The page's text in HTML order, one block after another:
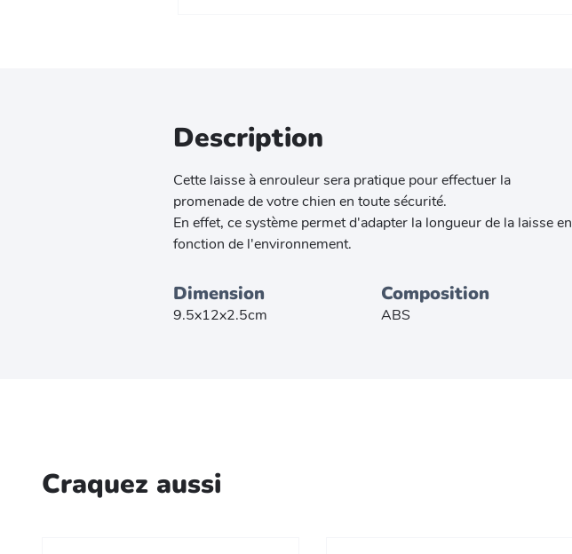
Description
Cette laisse à enrouleur sera pratique pour effectuer la
promenade de votre chien en toute sécurité.
En effet, ce système permet d'adapter la longueur de la laisse en
fonction de l'environnement.
Dimension
9.5x12x2.5cm
Composition
ABS
Craquez aussi